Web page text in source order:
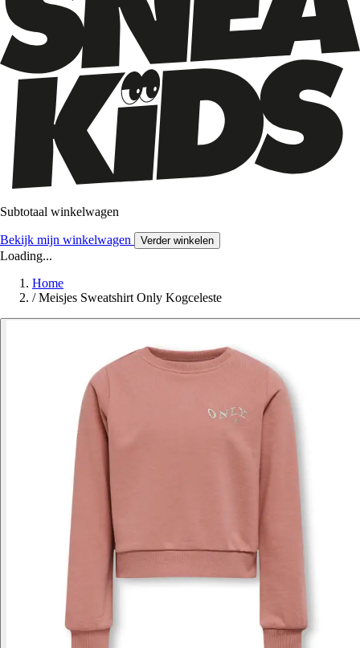
Subtotaal winkelwagen
Bekijk mijn winkelwagen Verder winkelen
Loading...
Home
/ Meisjes Sweatshirt Only Kogceleste